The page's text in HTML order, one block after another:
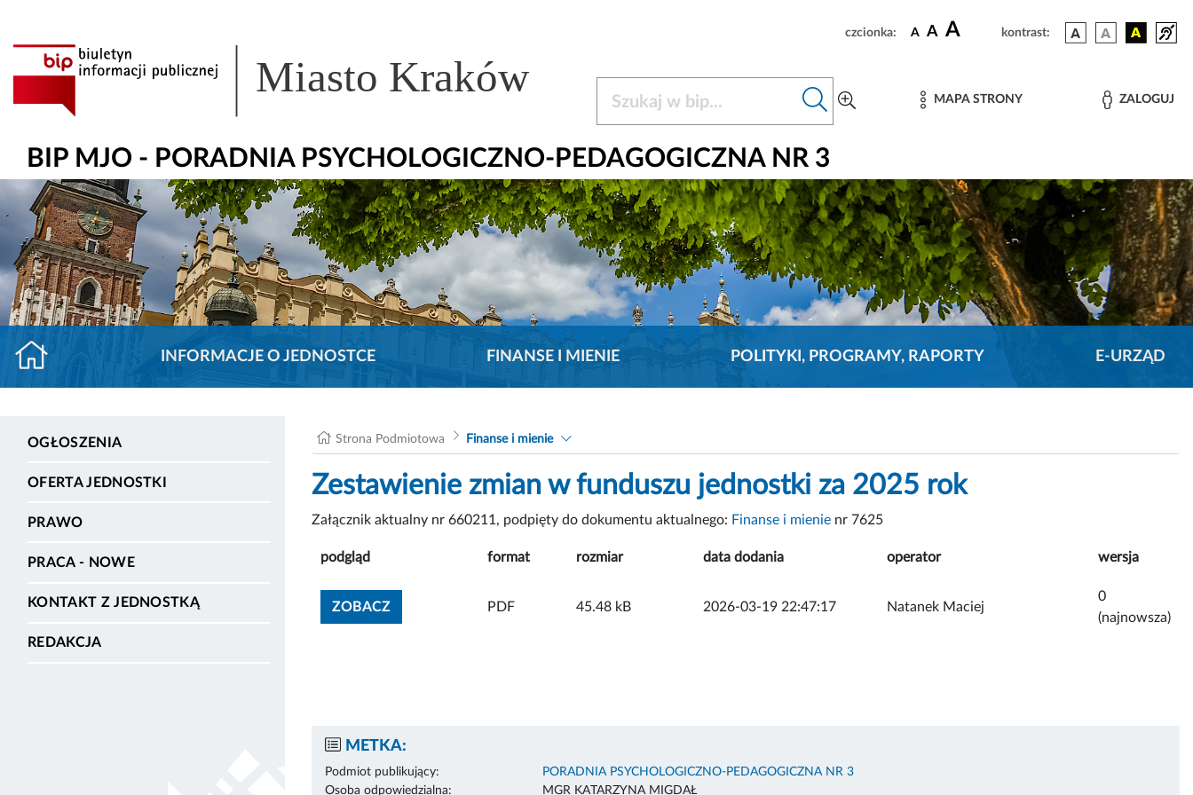
czcionka: A A A kontrast:
Miasto Kraków MAPA STRONY ZALOGUJ
BIP MJO - PORADNIA PSYCHOLOGICZNO-PEDAGOGICZNA NR 3
INFORMACJE O JEDNOSTCE FINANSE I MIENIE POLITYKI, PROGRAMY, RAPORTY E-URZĄD
OGŁOSZENIA
OFERTA JEDNOSTKI
PRAWO
PRACA - NOWE
KONTAKT Z JEDNOSTKĄ
REDAKCJA
Strona Podmiotowa Finanse i mienie
Zestawienie zmian w funduszu jednostki za 2025 rok
Załącznik aktualny nr 660211, podpięty do dokumentu aktualnego: Finanse i mienie nr 7625
podgląd format rozmiar data dodania operator wersja
ZOBACZZOBACZ ZAŁĄCZNIK
PDF 45.48 kB 2026-03-19 22:47:17 Natanek Maciej
0
(najnowsza)
METKA:
Podmiot publikujący:
PORADNIA PSYCHOLOGICZNO-PEDAGOGICZNA NR 3
Osoba odpowiedzialna:
MGR KATARZYNA MIGDAŁ